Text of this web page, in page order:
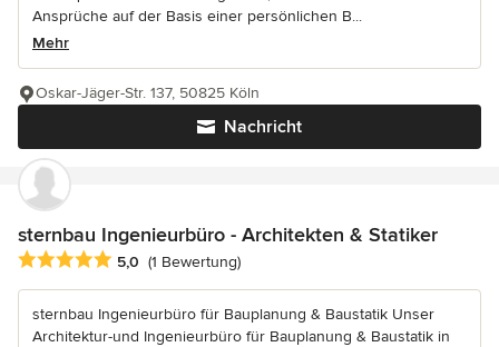
Ansprüche auf der Basis einer persönlichen B...
Mehr
Nachricht
Oskar-Jäger-Str. 137, 50825 Köln
sternbau Ingenieurbüro - Architekten & Statiker
Durchschnittliche Bewertung: 5 von 5 Sternen
5,0 (1 Bewertung)
sternbau Ingenieurbüro für Bauplanung & Baustatik Unser
Architektur-und Ingenieurbüro für Bauplanung & Baustatik in